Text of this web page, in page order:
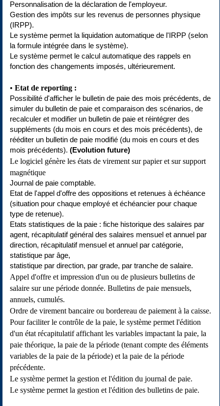
Personnalisation de la déclaration de l'employeur.
Gestion des impôts sur les revenus de personnes physique
(IRPP).
Le système permet la liquidation automatique de l'IRPP (selon
la formule intégrée dans le système).
Le système permet le calcul automatique des rappels en
fonction des changements imposés, ultérieurement.
Etat de reporting :
Possibilité d'afficher le bulletin de paie des mois précédents, de
simuler du bulletin de paie et comparaison des scénarios, de
recalculer et modifier un bulletin de paie et réintégrer des
suppléments (du mois en cours et des mois précédents), de
rééditer un bulletin de paie modifié (du mois en cours et des
mois précédents). (Evolution future)
Le logiciel génère les états de virement sur papier et sur support
magnétique
Journal de paie comptable.
Etat de l'appel d'offre des oppositions et retenues à échéance
(situation pour chaque employé et échéancier pour chaque
type de retenue).
Etats statistiques de la paie : fiche historique des salaires par
agent, récapitulatif général des salaires mensuel et annuel par
direction, récapitulatif mensuel et annuel par catégorie,
statistique par âge,
statistique par direction, par grade, par tranche de salaire.
Appel d'offre et impression d'un ou de plusieurs bulletins de
salaire sur une période donnée. Bulletins de paie mensuels,
annuels, cumulés.
Ordre de virement bancaire ou bordereau de paiement à la caisse.
Pour faciliter le contrôle de la paie, le système permet l'édition
d'un état récapitulatif affichant les variables impactant la paie, la
paie théorique, la paie de la période (tenant compte des éléments
variables de la paie de la période) et la paie de la période
précédente.
Le système permet la gestion et l'édition du journal de paie.
Le système permet la gestion et l'édition des bulletins de paie.